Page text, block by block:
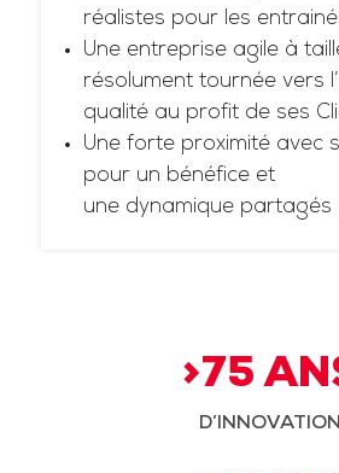
réalistes pour les
Une entreprise agile à
résolument tournée vers
qualité au profit de ses
Une forte proximité avec
pour un bénéfice et
une dynamique partagés
>75
D’INNOVATION